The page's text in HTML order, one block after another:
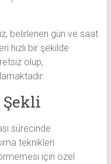
belirlenen gün ve saat
hızlı bir şekilde
olup,
Şekli
sürecinde
teknikleri
için özel